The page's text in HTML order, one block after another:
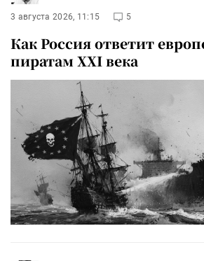
3 августа 2026, 11:15 5
Как Россия ответит
пиратам XXI века